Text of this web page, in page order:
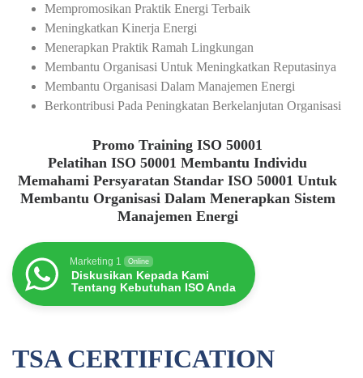
Mempromosikan Praktik Energi Terbaik
Meningkatkan Kinerja Energi
Menerapkan Praktik Ramah Lingkungan
Membantu Organisasi Untuk Meningkatkan Reputasinya
Membantu Organisasi Dalam Manajemen Energi
Berkontribusi Pada Peningkatan Berkelanjutan Organisasi
Promo Training ISO 50001
Pelatihan ISO 50001 Membantu Individu
Memahami Persyaratan Standar ISO 50001 Untuk
Membantu Organisasi Dalam Menerapkan Sistem
Manajemen Energi
Marketing 1 Online
Diskusikan Kepada Kami
Tentang Kebutuhan ISO Anda
TSA CERTIFICATION